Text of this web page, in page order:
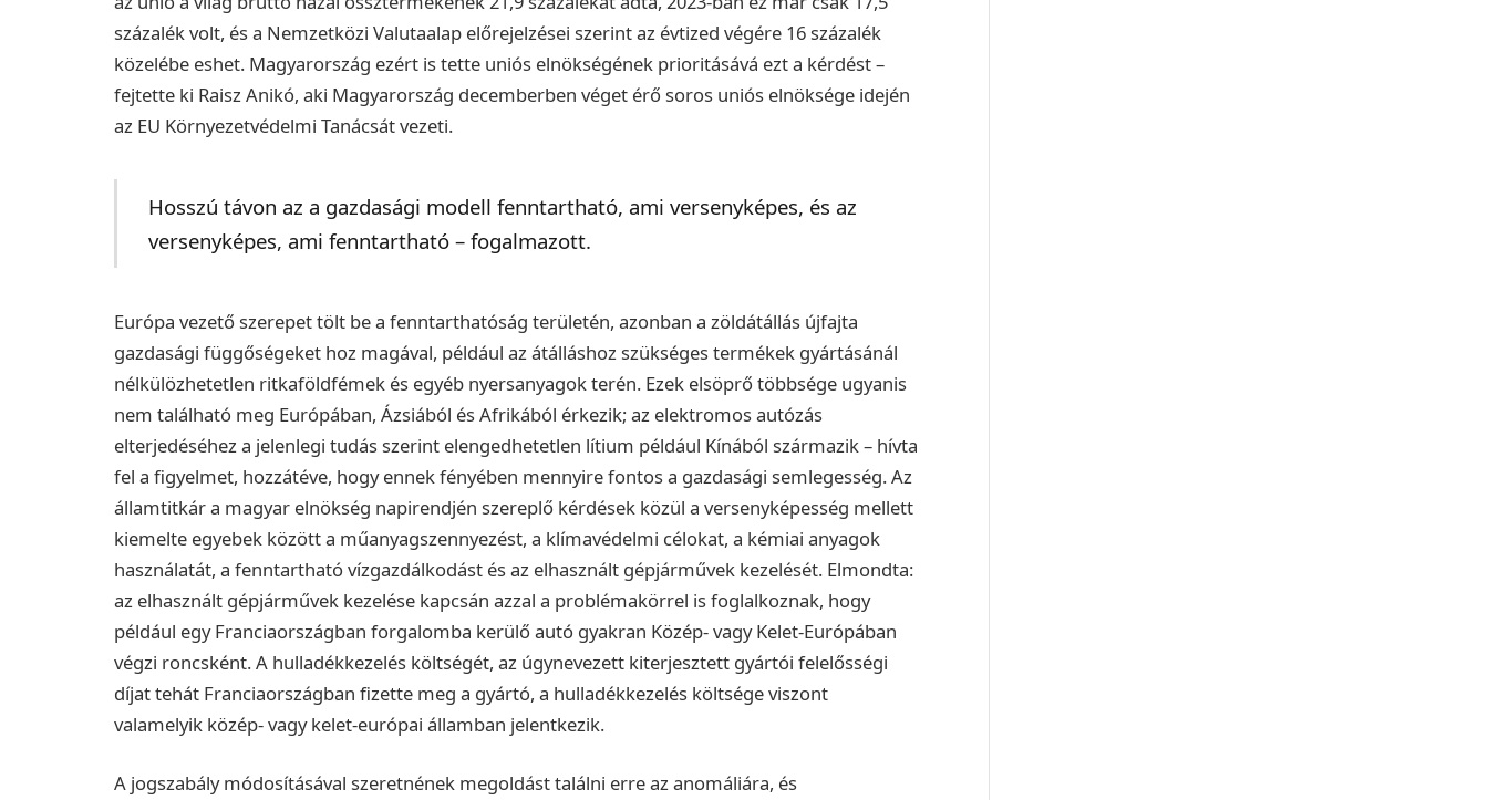
százalék volt, és a Nemzetközi Valutaalap előrejelzései szerint az évtized végére 16 százalék
közelébe eshet. Magyarország ezért is tette uniós elnökségének prioritásává ezt a kérdést –
fejtette ki Raisz Anikó, aki Magyarország decemberben véget érő soros uniós elnöksége idején
az EU Környezetvédelmi Tanácsát vezeti.
Hosszú távon az a gazdasági modell fenntartható, ami versenyképes, és az
versenyképes, ami fenntartható – fogalmazott.
Európa vezető szerepet tölt be a fenntarthatóság területén, azonban a zöldátállás újfajta
gazdasági függőségeket hoz magával, például az átálláshoz szükséges termékek gyártásánál
nélkülözhetetlen ritkaföldfémek és egyéb nyersanyagok terén. Ezek elsöprő többsége ugyanis
nem található meg Európában, Ázsiából és Afrikából érkezik; az elektromos autózás
elterjedéséhez a jelenlegi tudás szerint elengedhetetlen lítium például Kínából származik – hívta
fel a figyelmet, hozzátéve, hogy ennek fényében mennyire fontos a gazdasági semlegesség. Az
államtitkár a magyar elnökség napirendjén szereplő kérdések közül a versenyképesség mellett
kiemelte egyebek között a műanyagszennyezést, a klímavédelmi célokat, a kémiai anyagok
használatát, a fenntartható vízgazdálkodást és az elhasznált gépjárművek kezelését. Elmondta:
az elhasznált gépjárművek kezelése kapcsán azzal a problémakörrel is foglalkoznak, hogy
például egy Franciaországban forgalomba kerülő autó gyakran Közép- vagy Kelet-Európában
végzi roncsként. A hulladékkezelés költségét, az úgynevezett kiterjesztett gyártói felelősségi
díjat tehát Franciaországban fizette meg a gyártó, a hulladékkezelés költsége viszont
valamelyik közép- vagy kelet-európai államban jelentkezik.
A jogszabály módosításával szeretnének megoldást találni erre az anomáliára, és